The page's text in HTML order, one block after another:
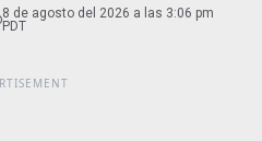
8 de agosto del 2026 a las 3:06 pm
PDT